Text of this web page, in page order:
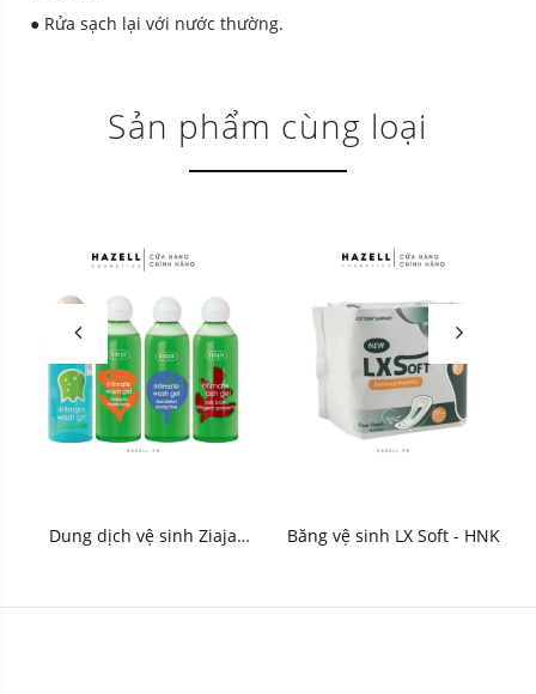
● Rửa sạch lại với nước thường.
Sản phẩm cùng loại
Dung dịch vệ sinh Ziaja
Băng vệ sinh LX Soft - HNK